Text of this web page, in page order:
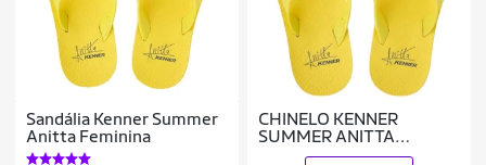
Sandália Kenner Summer
Anitta Feminina
CHINELO KENNER
SUMMER ANITTA
Tamanho:35;Cor: